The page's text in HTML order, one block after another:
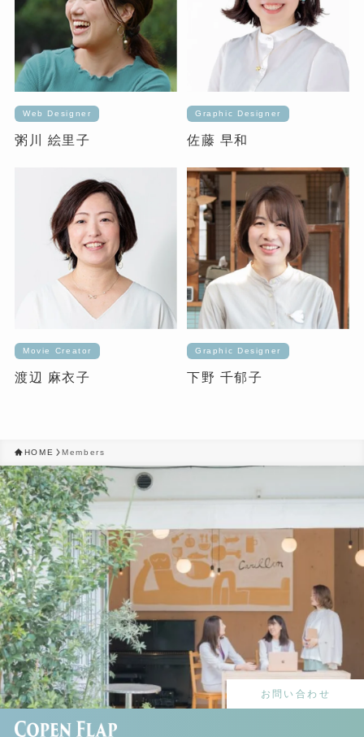
Web Designer
粥川 絵里子
Graphic Designer
佐藤 早和
Movie Creator
渡辺 麻衣子
Graphic Designer
下野 千郁子
HOME Members
お問い合わせ